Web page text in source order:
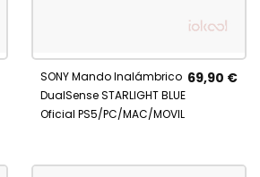
SONY Mando Inalámbrico
DualSense STARLIGHT BLUE
Oficial PS5/PC/MAC/MOVIL
69,90 €
A
FAVORITOS